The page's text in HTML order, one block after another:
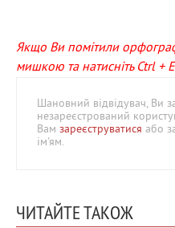
Якщо Ви помітили
мишкою та натисніть Ctrl +
Шановний відвідувач, Ви
незареєстрований
Вам зареєструватися або
ім'ям.
ЧИТАЙТЕ ТАКОЖ